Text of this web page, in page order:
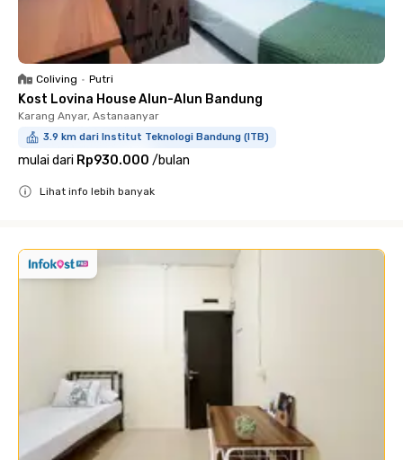
Coliving • Putri
Kost Lovina House Alun-Alun Bandung
Karang Anyar, Astanaanyar
3.9 km dari Institut Teknologi Bandung (ITB)
mulai dari Rp930.000 /bulan
Lihat info lebih banyak